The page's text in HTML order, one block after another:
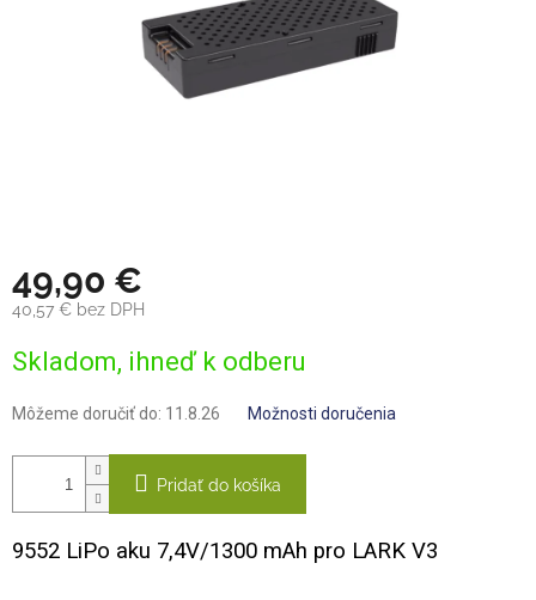
49,90 €
40,57 € bez DPH
cena:
Skladom, ihneď k odberu
Môžeme doručiť do: 11.8.26 Možnosti doručenia
Pridať do košíka
9552 LiPo aku 7,4V/1300 mAh pro LARK V3